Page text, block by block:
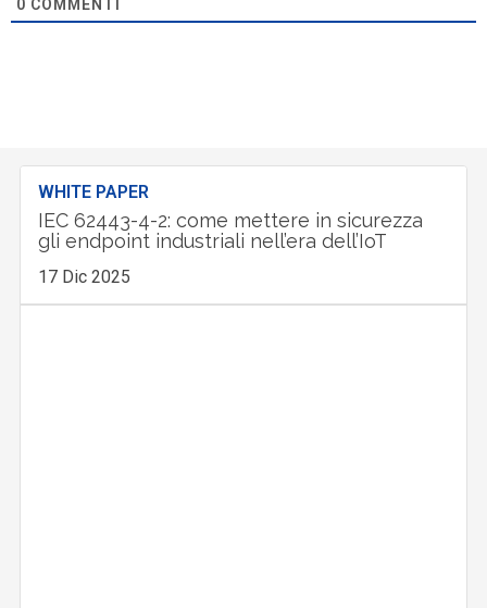
0 COMMENTI
WHITE PAPER
IEC 62443-4-2: come mettere in sicurezza
gli endpoint industriali nell’era dell’IoT
17 Dic 2025